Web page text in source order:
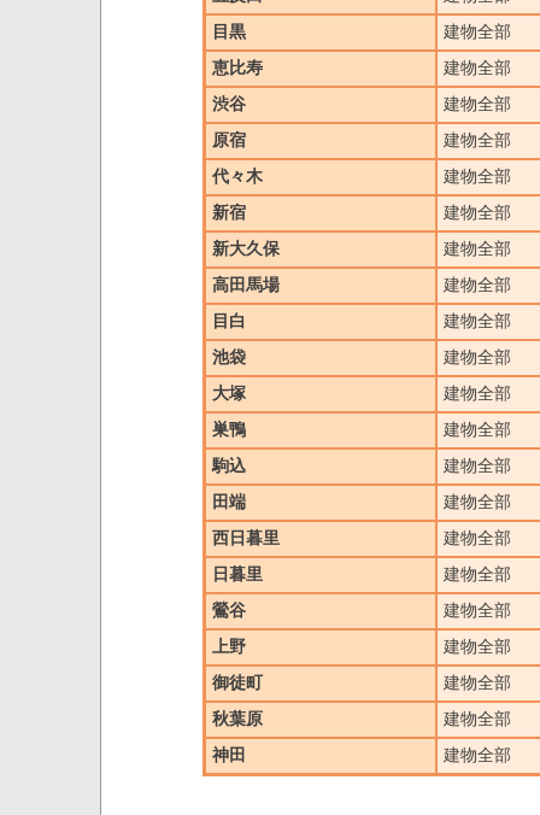
目黒
建物全部
恵比寿
建物全部
渋谷
建物全部
原宿
建物全部
代々木
建物全部
新宿
建物全部
新大久保
建物全部
高田馬場
建物全部
目白
建物全部
池袋
建物全部
大塚
建物全部
巣鴨
建物全部
駒込
建物全部
田端
建物全部
西日暮里
建物全部
日暮里
建物全部
鶯谷
建物全部
上野
建物全部
御徒町
建物全部
秋葉原
建物全部
神田
建物全部